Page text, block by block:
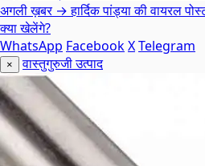
अगली ख़बर →हार्दिक पांड्या की वायरल
क्या खेलेंगे?
WhatsApp FacebookXTelegram
× वास्तुगुरुजी उत्पाद